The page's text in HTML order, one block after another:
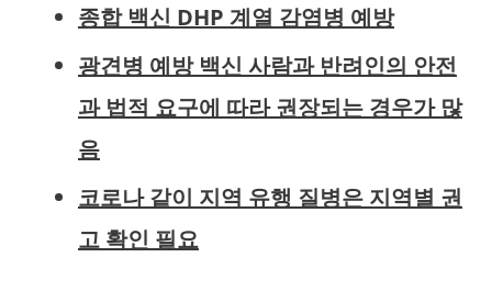
종합 백신 DHP 계열 감염병 예방
광견병 예방 백신 사람과 반려인의 안전
과 법적 요구에 따라 권장되는 경우가 많
음
코로나 같이 지역 유행 질병은 지역별 권
고 확인 필요